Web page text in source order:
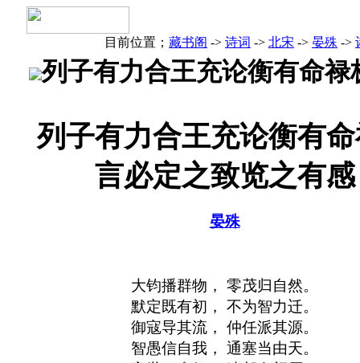
目前位置； 藏书阁 -> 诗词 -> 北宋 -> 晏殊 ->
列子有力合王充论衡有命
列子有力合王充论衡有
言必定之致览之有感
晏殊
大钧播群物， 零茂归自然。
默定既有初， 不为智力迁。
御寇导其流， 仲任派其源。
智愚信自我， 通塞当由天。